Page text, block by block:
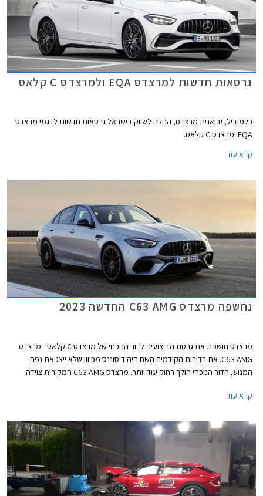
גרסאות חדשות למרצדס EQA ולמרצדס C קלאס
כלמוביל, יבואנית מרצדס, החלה לשווק בישראל גרסאות חדשות לדגמי מרצדס
EQA ומרצדס C קלאס.
קרא עוד
נחשפה מרצדס C63 AMG החדשה 2023
מרצדס חושפת את גרסת הביצועים לדור הנוכחי של מרצדס C קלאס - מרצדס
C63 AMG. אם בדורות הקודמים השם היה דיסוננס מכיוון שלא ייצג את נפח
המנוע, הדור הנוכחי הולך רחוק עוד יותר. מרצדס C63 AMG המקורית צוידה
מסוימת כראשון להצטייד במנוע טורבו עם 4 צילינדרים בלבד, ולטובת תוספת
מחץ מנוע חשמלי וסוללה נטענת שהופכים אותו למרצדס AMG PHEV הראשונה.
תיכף תגלו שמדובר ביחידת הנעה מרשימה במיוחד, אבל קשה מאוד שלא
להתגעגע לדורות היוצאים.
קרא עוד